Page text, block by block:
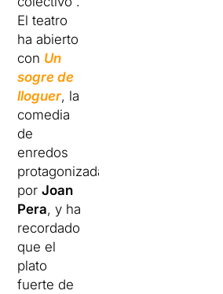
El teatro
ha abierto
con Un
sogre de
lloguer, la
comedia
de
enredos
protagonizada
porJoan
Pera, y ha
recordado
que el
plato
fuerte de